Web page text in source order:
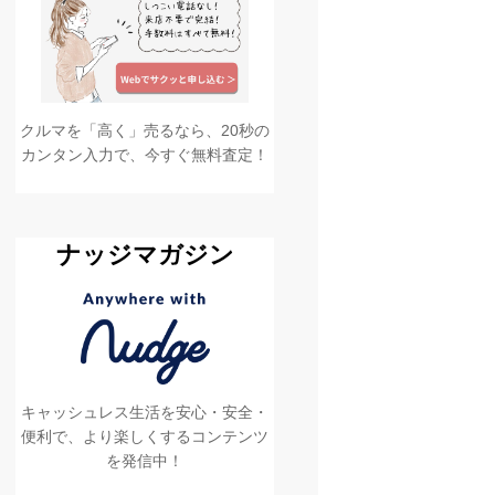
クルマを「高く」売るなら、20秒の
カンタン入力で、今すぐ無料査定！
ナッジマガジン
キャッシュレス生活を安心・安全・
便利で、より楽しくするコンテンツ
を発信中！